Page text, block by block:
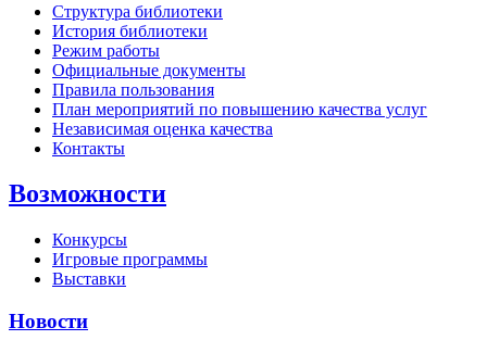
Структура библиотеки
История библиотеки
Режим работы
Официальные документы
Правила пользования
План мероприятий по повышению качества услуг
Независимая оценка качества
Контакты
Возможности
Конкурсы
Игровые программы
Выставки
Новости